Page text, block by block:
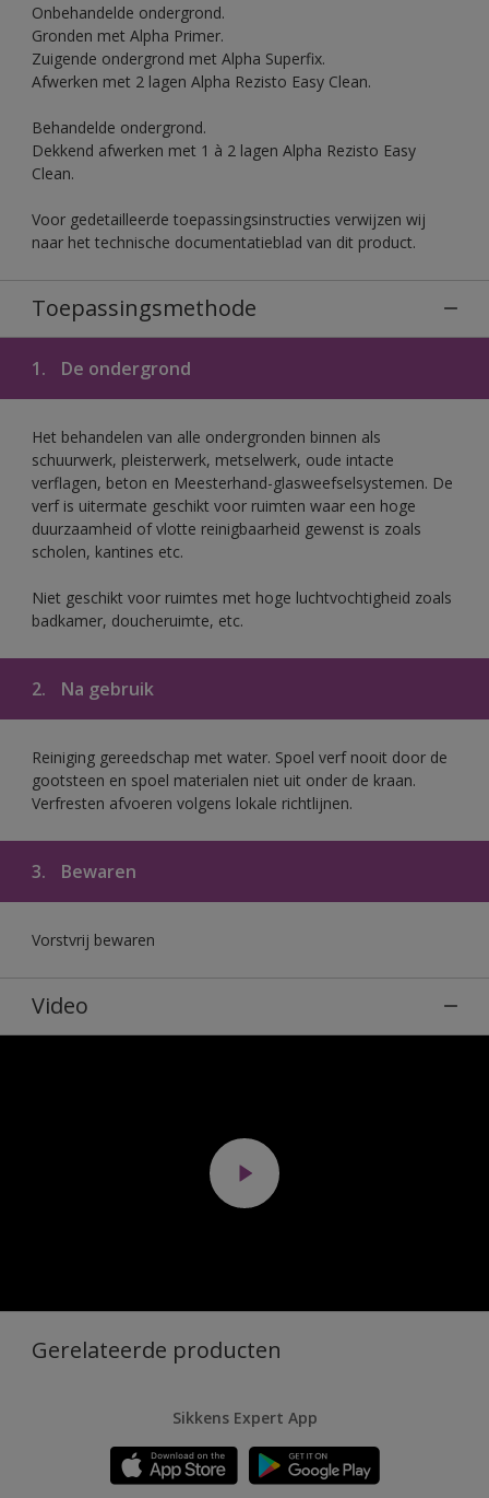
Onbehandelde ondergrond.
Gronden met Alpha Primer.
Zuigende ondergrond met Alpha Superfix.
Afwerken met 2 lagen Alpha Rezisto Easy Clean.
Behandelde ondergrond.
Dekkend afwerken met 1 à 2 lagen Alpha Rezisto Easy
Clean.
Voor gedetailleerde toepassingsinstructies verwijzen wij
naar het technische documentatieblad van dit product.
Toepassingsmethode
1. De ondergrond
Het behandelen van alle ondergronden binnen als
schuurwerk, pleisterwerk, metselwerk, oude intacte
verflagen, beton en Meesterhand-glasweefselsystemen. De
verf is uitermate geschikt voor ruimten waar een hoge
duurzaamheid of vlotte reinigbaarheid gewenst is zoals
scholen, kantines etc.
Niet geschikt voor ruimtes met hoge luchtvochtigheid zoals
badkamer, doucheruimte, etc.
2. Na gebruik
Reiniging gereedschap met water. Spoel verf nooit door de
gootsteen en spoel materialen niet uit onder de kraan.
Verfresten afvoeren volgens lokale richtlijnen.
3. Bewaren
Vorstvrij bewaren
Video
Gerelateerde producten
Sikkens Expert App